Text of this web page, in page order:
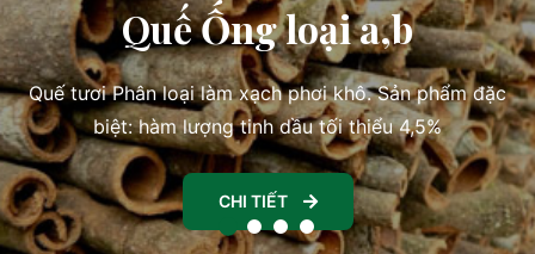
Quế Ống loại a,b
Quế tươi Phân loại làm xạch phơi khô. Sản phẩm đặc
biệt: hàm lượng tinh dầu tối thiểu 4,5%
CHI TIẾT